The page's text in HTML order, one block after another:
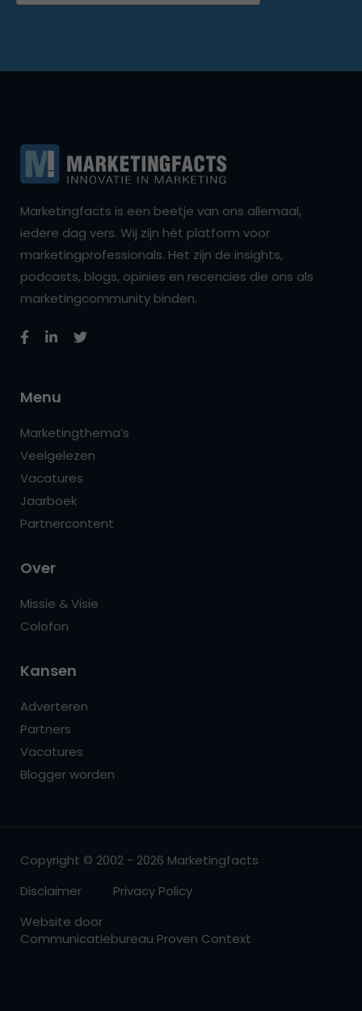
Marketingfacts is een beetje van ons allemaal,
iedere dag vers. Wij zijn hét platform voor
marketingprofessionals. Het zijn de insights,
podcasts, blogs, opinies en recencies die ons als
marketingcommunity binden.
Menu
Marketingthema’s
Veelgelezen
Vacatures
Jaarboek
Partnercontent
Over
Missie & Visie
Colofon
Kansen
Adverteren
Partners
Vacatures
Blogger worden
Copyright © 2002 - 2026 Marketingfacts
Disclaimer
Privacy Policy
Website door
Communicatiebureau Proven Context